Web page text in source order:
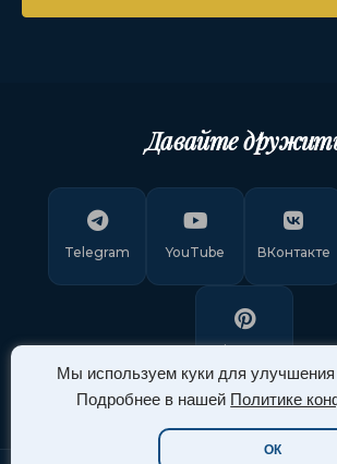
Мы используем куки для улучшения
Подробнее в нашей Политике
ОК
Давайте
Telegram YouTube ВКонтакте
Pinterest